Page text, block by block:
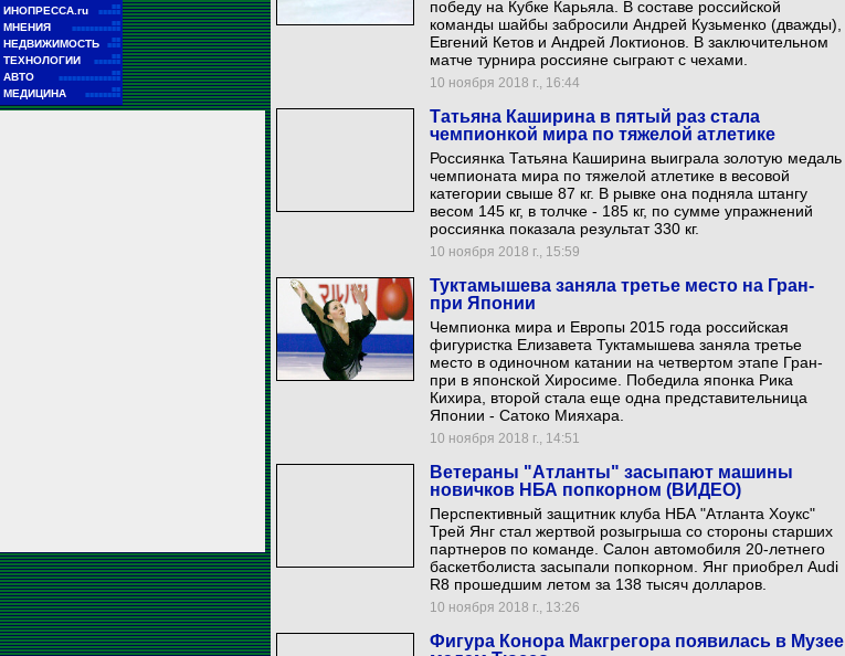
ИНОПРЕССА.ru ■■
■■■■■
МНЕНИЯ ■■
■■■■■■■■■■■
НЕДВИЖИМОСТЬ ■■
■■■
ТЕХНОЛОГИИ ■■
■■■■■■
АВТО ■■
■■■■■■■■■■■■■■
МЕДИЦИНА ■■
■■■■■■■■
победу на Кубке Карьяла. В составе российской
команды шайбы забросили Андрей Кузьменко (дважды),
Евгений Кетов и Андрей Локтионов. В заключительном
матче турнира россияне сыграют с чехами.
10 ноября 2018 г., 16:44
Татьяна Каширина в пятый раз стала
чемпионкой мира по тяжелой атлетике
Россиянка Татьяна Каширина выиграла золотую медаль
чемпионата мира по тяжелой атлетике в весовой
категории свыше 87 кг. В рывке она подняла штангу
весом 145 кг, в толчке - 185 кг, по сумме упражнений
россиянка показала результат 330 кг.
10 ноября 2018 г., 15:59
Туктамышева заняла третье место на Гран-
при Японии
Чемпионка мира и Европы 2015 года российская
фигуристка Елизавета Туктамышева заняла третье
место в одиночном катании на четвертом этапе Гран-
при в японской Хиросиме. Победила японка Рика
Кихира, второй стала еще одна представительница
Японии - Сатоко Мияхара.
10 ноября 2018 г., 14:51
Ветераны "Атланты" засыпают машины
новичков НБА попкорном (ВИДЕО)
Перспективный защитник клуба НБА "Атланта Хоукс"
Трей Янг стал жертвой розыгрыша со стороны старших
партнеров по команде. Салон автомобиля 20-летнего
баскетболиста засыпали попкорном. Янг приобрел Audi
R8 прошедшим летом за 138 тысяч долларов.
10 ноября 2018 г., 13:26
Фигура Конора Макгрегора появилась в Музее